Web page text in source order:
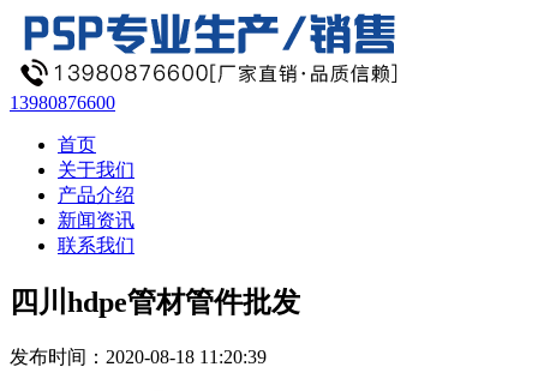
13980876600
首页
关于我们
产品介绍
新闻资讯
联系我们
四川hdpe管材管件批发
发布时间：2020-08-18 11:20:39